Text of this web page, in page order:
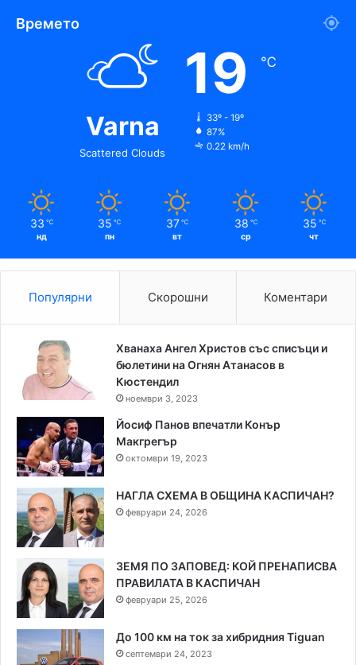
Времето
Varna
Scattered Clouds
19 ℃
33º - 19º
87%
0.22 km/h
33 ℃
нд
35 ℃
пн
37 ℃
вт
38 ℃
ср
35 ℃
чт
Популярни Скорошни Коментари
Хванаха Ангел Христов със списъци и
бюлетини на Огнян Атанасов в
Кюстендил
ноември 3, 2023
Йосиф Панов впечатли Конър
Макгрегър
октомври 19, 2023
НАГЛА СХЕМА В ОБЩИНА КАСПИЧАН?
февруари 24, 2026
ЗЕМЯ ПО ЗАПОВЕД: КОЙ ПРЕНАПИСВА
ПРАВИЛАТА В КАСПИЧАН
февруари 25, 2026
До 100 км на ток за хибридния Tiguan
септември 24, 2023